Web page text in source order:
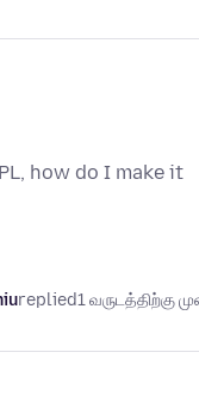
how do I make it
replied1 வருடத்திற்கு